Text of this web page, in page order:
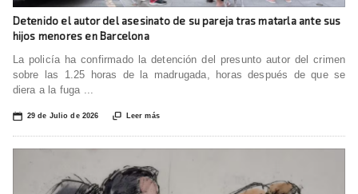
Detenido el autor del asesinato de su pareja tras matarla ante sus
hijos menores en Barcelona
La policía ha confirmado la detención del presunto autor del crimen
sobre las 1.25 horas de la madrugada, horas después de que se
diera a la fuga ...
📅 29 de Julio de 2026  Leer más